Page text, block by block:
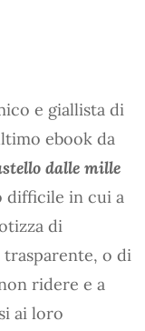
e giallista di
ebook da
dalle mille
difficile in cui a
di
o di
ridere e a
ai loro